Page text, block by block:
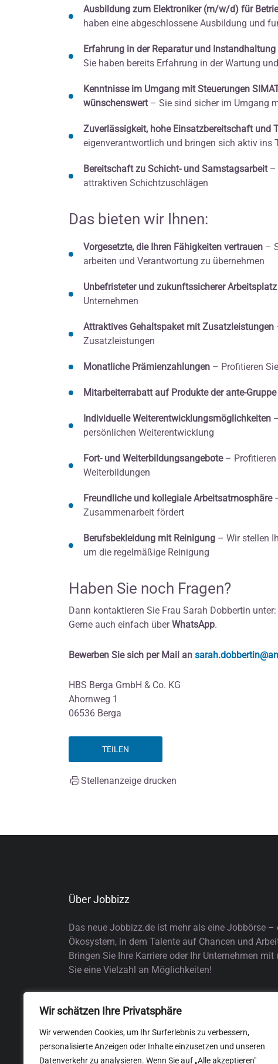
Wir schätzen Ihre Privatsphäre
Wir verwenden Cookies, um Ihr Surferlebnis zu verbessern,
personalisierte Anzeigen oder Inhalte einzusetzen und unseren
Datenverkehr zu analysieren. Wenn Sie auf „Alle akzeptieren"
Ausbildung zum Elektroniker (m/w/d) für
haben eine abgeschlossene Ausbildung und
Erfahrung in der Reparatur und
Sie haben bereits Erfahrung in der Wartung
Kenntnisse im Umgang mit Steuerungen
wünschenswert– Sie sind sicher im Umgang
Zuverlässigkeit, hohe Einsatzbereitschaft und
eigenverantwortlich und bringen sich aktiv ins
Bereitschaft zu Schicht- und Samstagsarbeit–
attraktiven Schichtzuschlägen
Das bieten wir Ihnen:
Vorgesetzte, die Ihren Fähigkeiten vertrauen –
arbeiten und Verantwortung zu übernehmen
Unbefristeter und zukunftssicherer Arbeitsplatz
Unternehmen
Attraktives Gehaltspaket mit Zusatzleistungen
Zusatzleistungen
Monatliche Prämienzahlungen – Profitieren
Mitarbeiterrabatt auf Produkte der ante-Gruppe
Individuelle Weiterentwicklungsmöglichkeiten
persönlichen Weiterentwicklung
Fort- und Weiterbildungsangebote– Profitieren
Weiterbildungen
Freundliche und kollegiale Arbeitsatmosphäre
Zusammenarbeit fördert
Berufsbekleidung mit Reinigung – Wir stellen
um die regelmäßige Reinigung
Haben Sie noch Fragen?
Dann kontaktieren Sie Frau Sarah Dobbertin
Gerne auch einfach überWhatsApp.
Bewerben Sie sich per Mail an
HBS Berga GmbH & Co. KG
Ahornweg 1
06536 Berga
TEILEN
Stellenanzeige drucken
Über Jobbizz
Das neue Jobbizz.de ist mehr als eine Jobbörse
Ökosystem, in dem Talente auf Chancen und
Bringen Sie Ihre Karriere oder Ihr Unternehmen
Sie eine Vielzahl an Möglichkeiten!